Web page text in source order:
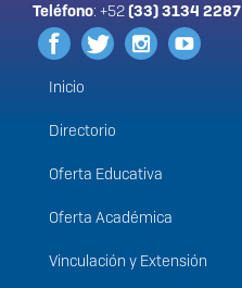
Teléfono: +52(33) 3134 2287
Menú
principal
Inicio
Directorio
Oferta Educativa
Oferta Académica
Vinculación y Extensión